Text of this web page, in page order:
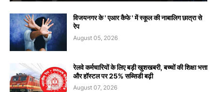
विजयनगर के ' एआर कैफे ' में स्कूल की नाबालिग छात्रा से
रेप
August 05, 2026
रेलवे कर्मचारियों के लिए बड़ी खुशखबरी, बच्चों की शिक्षा भत्ता
और हॉस्टल पर 25% सब्सिडी बढ़ी
August 07, 2026